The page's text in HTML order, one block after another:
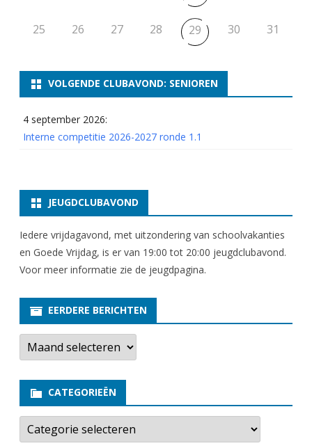
25 26 27 28 29 30 31
VOLGENDE CLUBAVOND: SENIOREN
4 september 2026:
Interne competitie 2026-2027 ronde 1.1
JEUGDCLUBAVOND
Iedere vrijdagavond, met uitzondering van schoolvakanties
en Goede Vrijdag, is er van 19:00 tot 20:00 jeugdclubavond.
Voor meer informatie zie de jeugdpagina.
EERDERE BERICHTEN
E
r
e
e
b
r
CATEGORIEËN
C
t